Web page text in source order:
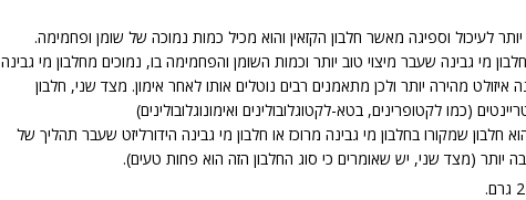
יותר לעיכול וספיגה מאשר חלבון הקזאין והוא מכיל כמות נמוכה של שומן ופחמימה.
מי גבינה שעבר מיצוי טוב יותר וכמות השומן והפחמימה בו, נמוכים מחלבון מי גבינה
איזולט מהירה יותר ולכן מתאמנים רבים נוטלים אותו לאחר אימון. מצד שני, חלבון
(כמו לקטופרינים, בטא-לקטוגלובולינים ואימונוגלובולינים)
חלבון שמקורו בחלבון מי גבינה מרוכז או חלבון מי גבינה הידורליזט שעבר תהליך של
יותר (מצד שני, יש שאומרים כי סוג החלבון הזה הוא פחות טעים).